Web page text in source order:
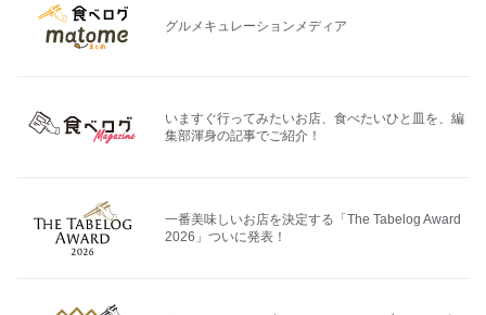
グルメキュレーションメディア
いますぐ行ってみたいお店、食べたいひと皿を、編
集部渾身の記事でご紹介！
一番美味しいお店を決定する「The Tabelog Award
2026」ついに発表！